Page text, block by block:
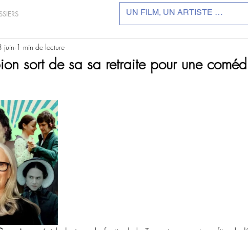
sort de sa sa retraite pour une
juin 1 min de lecture
sur 5.